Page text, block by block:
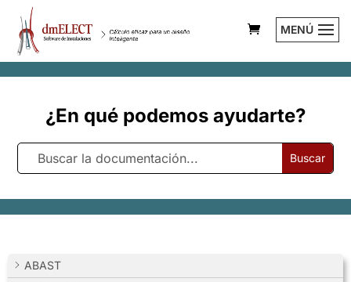
MENÚ
¿En qué podemos ayudarte?
Buscar
ABAST